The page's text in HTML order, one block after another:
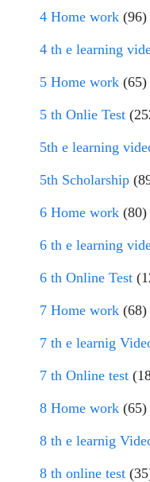
4 Home work (96)
4 th e learning
5 Home work (65)
5 th Onlie Test
5th e learning
5th Scholarship
6 Home work (80)
6 th e learning
6 th Online Test
7 Home work (68)
7 th e learnig
7 th Online test
8 Home work (65)
8 th e learnig
8 th online test